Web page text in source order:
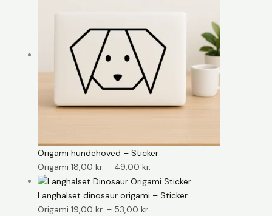
Origami hundehoved – Sticker
Origami 18,00 kr. – 49,00 kr.
18,00 kr.
til
Langhalset dinosaur origami – Sticker
Origami 19,00 kr. – 53,00 kr.